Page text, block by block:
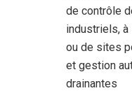
de contrôle
industriels,
ou de sites
et gestion
drainantes